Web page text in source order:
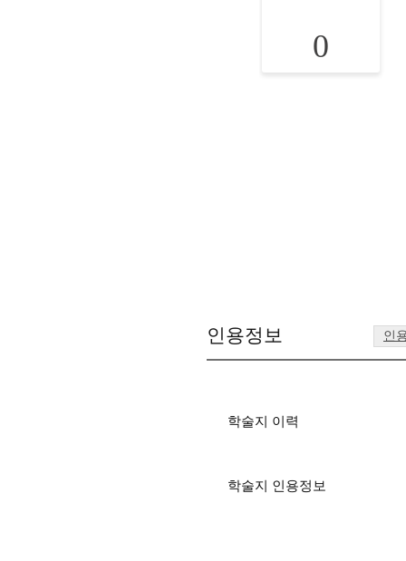
0
인용정보 인
학술지 이력
학술지 인용정보